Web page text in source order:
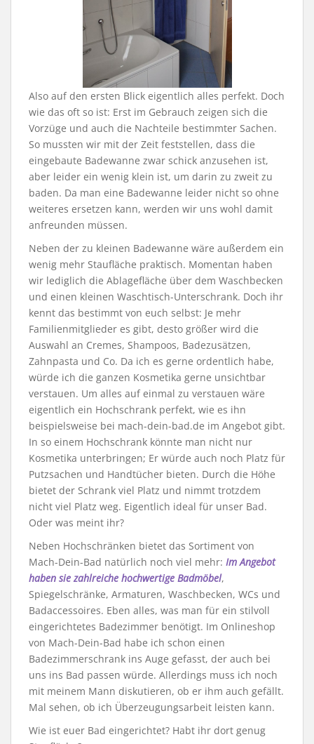
Also auf den ersten Blick eigentlich alles perfekt. Doch
wie das oft so ist: Erst im Gebrauch zeigen sich die
Vorzüge und auch die Nachteile bestimmter Sachen.
So mussten wir mit der Zeit feststellen, dass die
eingebaute Badewanne zwar schick anzusehen ist,
aber leider ein wenig klein ist, um darin zu zweit zu
baden. Da man eine Badewanne leider nicht so ohne
weiteres ersetzen kann, werden wir uns wohl damit
anfreunden müssen.
Neben der zu kleinen Badewanne wäre außerdem ein
wenig mehr Staufläche praktisch. Momentan haben
wir lediglich die Ablagefläche über dem Waschbecken
und einen kleinen Waschtisch-Unterschrank. Doch ihr
kennt das bestimmt von euch selbst: Je mehr
Familienmitglieder es gibt, desto größer wird die
Auswahl an Cremes, Shampoos, Badezusätzen,
Zahnpasta und Co. Da ich es gerne ordentlich habe,
würde ich die ganzen Kosmetika gerne unsichtbar
verstauen. Um alles auf einmal zu verstauen wäre
eigentlich ein Hochschrank perfekt, wie es ihn
beispielsweise bei mach-dein-bad.de im Angebot gibt.
In so einem Hochschrank könnte man nicht nur
Kosmetika unterbringen; Er würde auch noch Platz für
Putzsachen und Handtücher bieten. Durch die Höhe
bietet der Schrank viel Platz und nimmt trotzdem
nicht viel Platz weg. Eigentlich ideal für unser Bad.
Oder was meint ihr?
Neben Hochschränken bietet das Sortiment von
Mach-Dein-Bad natürlich noch viel mehr: Im Angebot
haben sie zahlreiche hochwertige Badmöbel,
Spiegelschränke, Armaturen, Waschbecken, WCs und
Badaccessoires. Eben alles, was man für ein stilvoll
eingerichtetes Badezimmer benötigt. Im Onlineshop
von Mach-Dein-Bad habe ich schon einen
Badezimmerschrank ins Auge gefasst, der auch bei
uns ins Bad passen würde. Allerdings muss ich noch
mit meinem Mann diskutieren, ob er ihm auch gefällt.
Mal sehen, ob ich Überzeugungsarbeit leisten kann.
Wie ist euer Bad eingerichtet? Habt ihr dort genug